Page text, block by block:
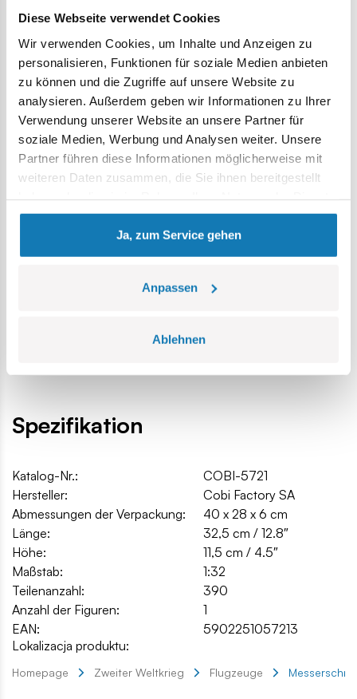
Diese Webseite verwendet Cookies
Wir verwenden Cookies, um Inhalte und Anzeigen zu
personalisieren, Funktionen für soziale Medien anbieten
zu können und die Zugriffe auf unsere Website zu
analysieren. Außerdem geben wir Informationen zu Ihrer
Verwendung unserer Website an unsere Partner für
soziale Medien, Werbung und Analysen weiter. Unsere
Partner führen diese Informationen möglicherweise mit
weiteren Daten zusammen, die Sie ihnen bereitgestellt
gesammelt haben.
Ja, zum Service gehen
Anpassen
Ablehnen
junge Leute, die von Blöcken fasziniert sind,
zufriedenstellen. Baue mit COBI Block für Block eine
Geschichte auf!
390 hochwertige Elemente,
hergestellt in der EU von einem Unternehmen mit über
20-jähriger Tradition,
erfüllen die Sicherheitsstandards für Produkte für Kinder,
voll kompatibel mit anderen Marken von Klemm-
Bausteinen,
Blöcke mit Aufdruck verformen sich nicht und verblassen
klare und intuitive Anleitung anhand von Zeichnungen
und Symbolen,
100% Drucke, keine Aufkleber,
ein Baustein mit dem Namen des Sets.
Spezifikation
Katalog-Nr.:
COBI-5721
Hersteller:
Cobi Factory SA
Abmessungen der Verpackung:
40 x 28 x 6 cm
Länge:
32,5 cm / 12.8″
Höhe:
11,5 cm / 4.5″
Maßstab:
1:32
Teilenanzahl:
390
Anzahl der Figuren:
1
EAN:
5902251057213
Lokalizacja produktu:
Homepage Zweiter Weltkrieg Flugzeuge